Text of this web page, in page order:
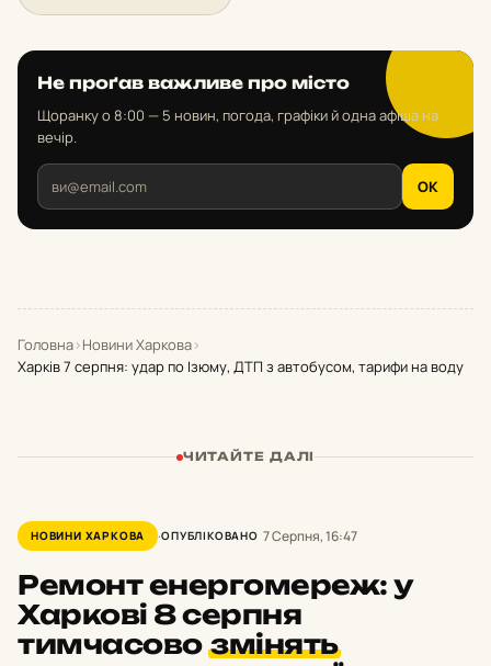
Не проґав важливе про місто
Щоранку о 8:00 — 5 новин, погода, графіки й одна афіша на
вечір.
OK
Головна›Новини Харкова›
Харків 7 серпня: удар по Ізюму, ДТП з автобусом, тарифи на воду
ЧИТАЙТЕ ДАЛІ
НОВИНИ ХАРКОВА ОПУБЛІКОВАНО 7 Серпня, 16:47
Ремонт енергомереж: у
Харкові 8 серпня
тимчасовозмінять